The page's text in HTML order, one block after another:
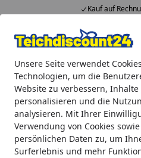
Unsere Seite verwendet
Technologien, um die
Website zu verbessern,
personalisieren und die
analysieren. Mit Ihrer
Verwendung von Cookies
persönlichen Daten zu, um
Surferlebnis und mehr
Kauf auf
Alle Produkte
Mein Konto
Suchen
Startseite
Ubbink HEIKO - Koï Color
Ubbink HEIKO -
mm Pellets - 1 l